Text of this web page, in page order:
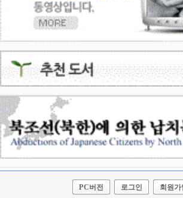
PC버전 로그인 회원가